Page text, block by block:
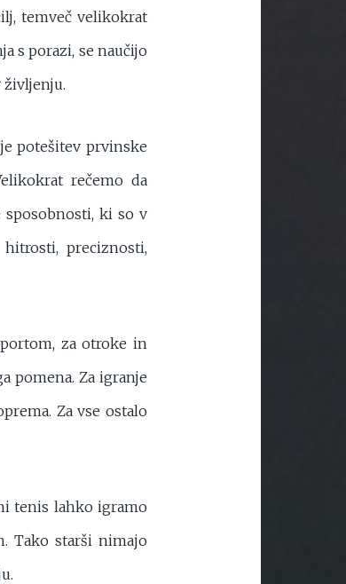
temveč velikokrat
s porazi, se naučijo
življenju.
potešitev prvinske
rečemo da
sposobnosti, ki so v
preciznosti,
za otroke in
pomena. Za igranje
Za vse ostalo
tenis lahko igramo
Tako starši nimajo